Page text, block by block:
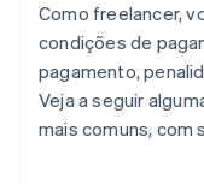
Como freelancer,
condições de
pagamento,
Veja a seguir
mais comuns, com